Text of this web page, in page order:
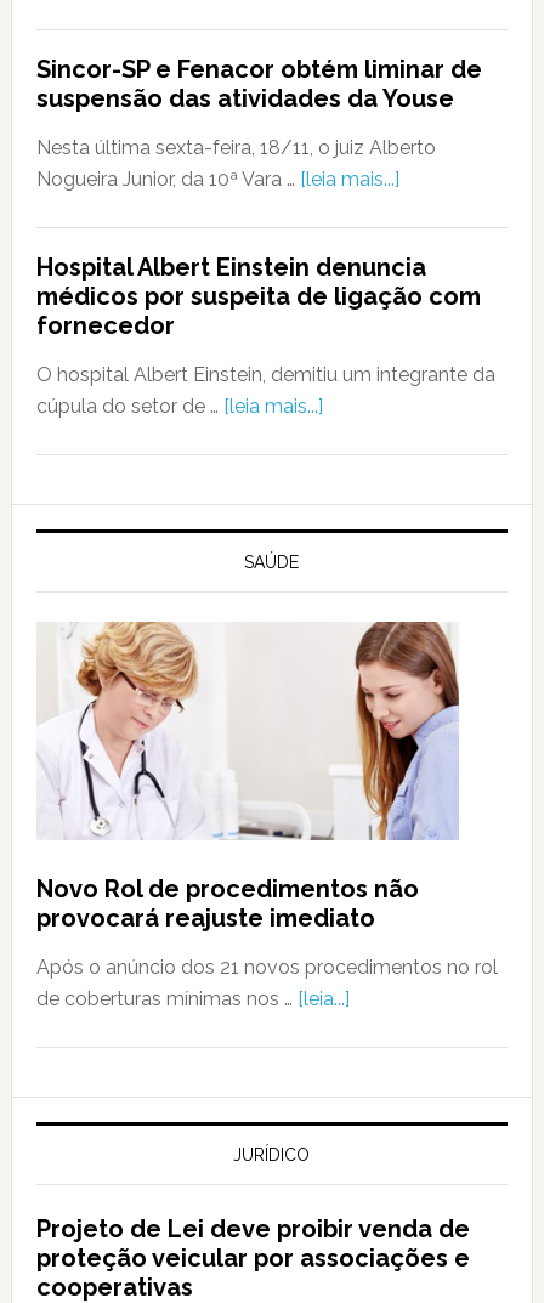
Sincor-SP e Fenacor obtém liminar de
suspensão das atividades da Youse
Nesta última sexta-feira, 18/11, o juiz Alberto
Nogueira Junior, da 10ª Vara … [leia mais...]
Hospital Albert Einstein denuncia
médicos por suspeita de ligação com
fornecedor
O hospital Albert Einstein, demitiu um integrante da
cúpula do setor de … [leia mais...]
SAÚDE
Novo Rol de procedimentos não
provocará reajuste imediato
Após o anúncio dos 21 novos procedimentos no rol
de coberturas mínimas nos … [leia...]
JURÍDICO
Projeto de Lei deve proibir venda de
proteção veicular por associações e
cooperativas